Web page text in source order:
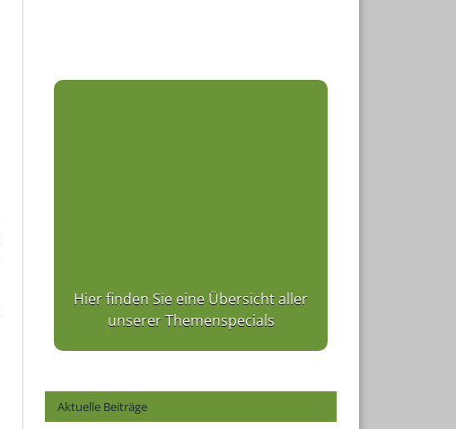
Hier finden Sie eine Übersicht aller
unserer Themenspecials
Aktuelle Beiträge